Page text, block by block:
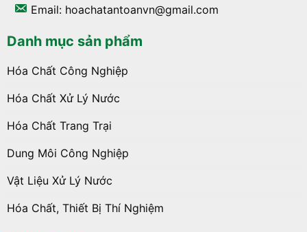
Email: hoachatantoanvn@gmail.com
Danh mục sản phẩm
Hóa Chất Công Nghiệp
Hóa Chất Xử Lý Nước
Hóa Chất Trang Trại
Dung Môi Công Nghiệp
Vật Liệu Xử Lý Nước
Hóa Chất, Thiết Bị Thí Nghiệm